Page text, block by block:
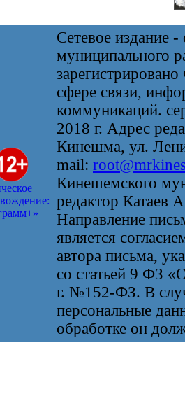
Сетевое издание
муниципального
сфере связи,
коммуникаций.
2018 г. Адрес
Кинешма, ул.
mail:
Кинешемского
редактор Катаев
Направление
является
автора письма,
со статьей 9 ФЗ
г. №152-ФЗ. В
персональные
обработке он